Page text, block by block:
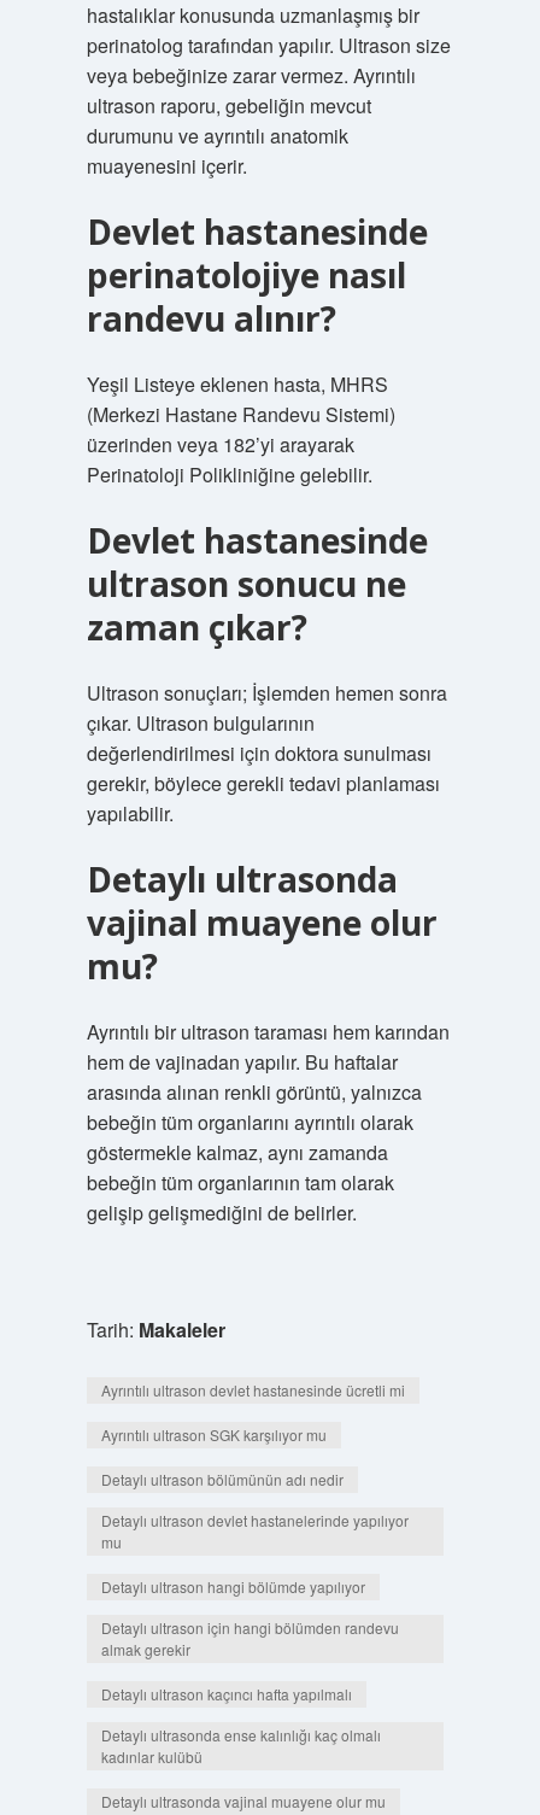
hastalıklar konusunda uzmanlaşmış bir
perinatolog tarafından yapılır. Ultrason size
veya bebeğinize zarar vermez. Ayrıntılı
ultrason raporu, gebeliğin mevcut
durumunu ve ayrıntılı anatomik
muayenesini içerir.
Devlet hastanesinde
perinatolojiye nasıl
randevu alınır?
Yeşil Listeye eklenen hasta, MHRS
(Merkezi Hastane Randevu Sistemi)
üzerinden veya 182’yi arayarak
Perinatoloji Polikliniğine gelebilir.
Devlet hastanesinde
ultrason sonucu ne
zaman çıkar?
Ultrason sonuçları; İşlemden hemen sonra
çıkar. Ultrason bulgularının
değerlendirilmesi için doktora sunulması
gerekir, böylece gerekli tedavi planlaması
yapılabilir.
Detaylı ultrasonda
vajinal muayene olur
mu?
Ayrıntılı bir ultrason taraması hem karından
hem de vajinadan yapılır. Bu haftalar
arasında alınan renkli görüntü, yalnızca
bebeğin tüm organlarını ayrıntılı olarak
göstermekle kalmaz, aynı zamanda
bebeğin tüm organlarının tam olarak
gelişip gelişmediğini de belirler.
Tarih: Makaleler
Ayrıntılı ultrason devlet hastanesinde ücretli mi
Ayrıntılı ultrason SGK karşılıyor mu
Detaylı ultrason bölümünün adı nedir
Detaylı ultrason devlet hastanelerinde yapılıyor
mu
Detaylı ultrason hangi bölümde yapılıyor
Detaylı ultrason için hangi bölümden randevu
almak gerekir
Detaylı ultrason kaçıncı hafta yapılmalı
Detaylı ultrasonda ense kalınlığı kaç olmalı
kadınlar kulübü
Detaylı ultrasonda vajinal muayene olur mu